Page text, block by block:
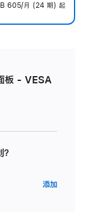
605/月 (24 期) 起
板 - VESA
添加